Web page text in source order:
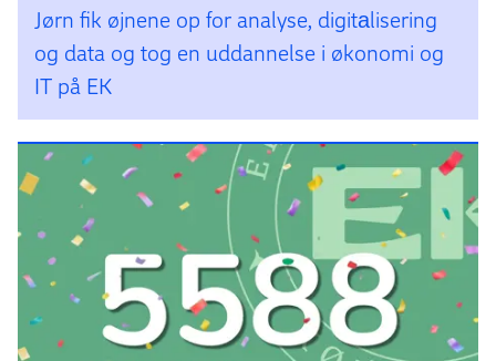
Jørn fik øjnene op for analyse, digita­lisering
og data og tog en uddan­nelse i økonomi og
IT på EK